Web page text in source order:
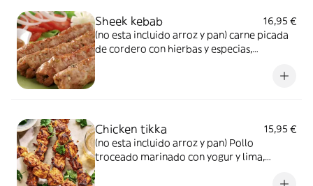
Sheek kebab
16,95 €
(no esta incluido arroz y pan) carne picada
de cordero con hierbas y especias,
Chicken tikka
15,95 €
(no esta incluido arroz y pan) Pollo
troceado marinado con yogur y lima,